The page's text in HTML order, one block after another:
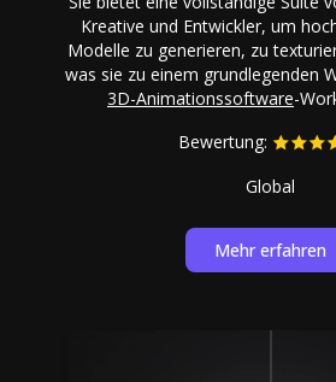
Kreative und Entwickler, um
Modelle zu generieren, zu
was sie zu einem grundlegenden
3D-Animationssoftware-
Bewertung:
Global
Mehr erfahren